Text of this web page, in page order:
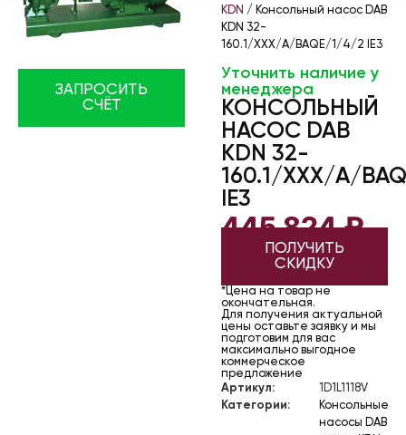
ЗАПРОСИТЬ
СЧЁТ
KDN / Консольный насос DAB
KDN 32-
160.1/XXX/A/BAQE/1/4/2 IE3
Уточнить наличие у
менеджера
КОНСОЛЬНЫЙ
НАСОС DAB
KDN 32-
160.1/XXX/A/
IE3
445 824₽
ПОЛУЧИТЬ
СКИДКУ
*Цена на товар не
окончательная.
Для получения актуальной
цены оставьте заявку и мы
подготовим для вас
максимально выгодное
коммерческое
предложение
Артикул:
1D1L1118V
Категории:
Консольные
насосы DAB